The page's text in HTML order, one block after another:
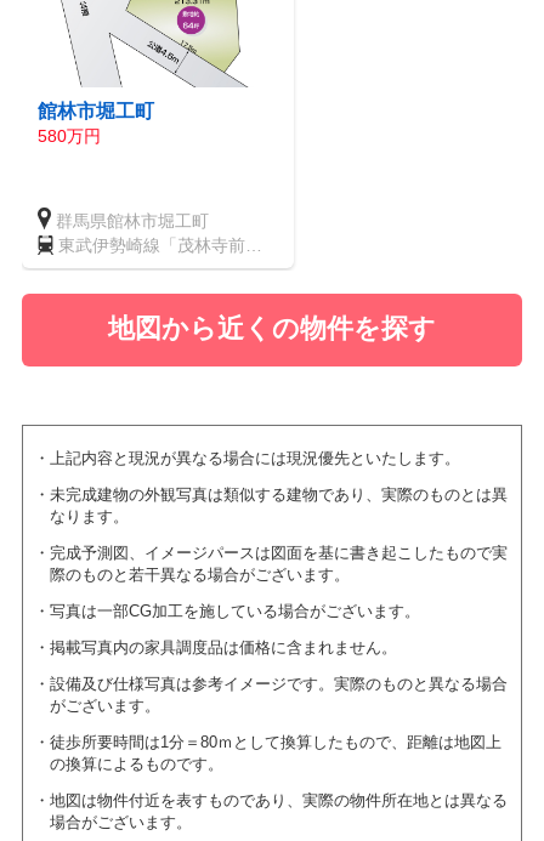
館林市堀工町
580万円
群馬県館林市堀工町
東武伊勢崎線「茂林寺前」
駅 徒歩6分
地図から近くの物件を探す
上記内容と現況が異なる場合には現況優先といたします。
未完成建物の外観写真は類似する建物であり、実際のものとは異
なります。
完成予測図、イメージパースは図面を基に書き起こしたもので実
際のものと若干異なる場合がございます。
写真は一部CG加工を施している場合がございます。
掲載写真内の家具調度品は価格に含まれません。
設備及び仕様写真は参考イメージです。実際のものと異なる場合
がございます。
徒歩所要時間は1分＝80ｍとして換算したもので、距離は地図上
の換算によるものです。
地図は物件付近を表すものであり、実際の物件所在地とは異なる
場合がございます。